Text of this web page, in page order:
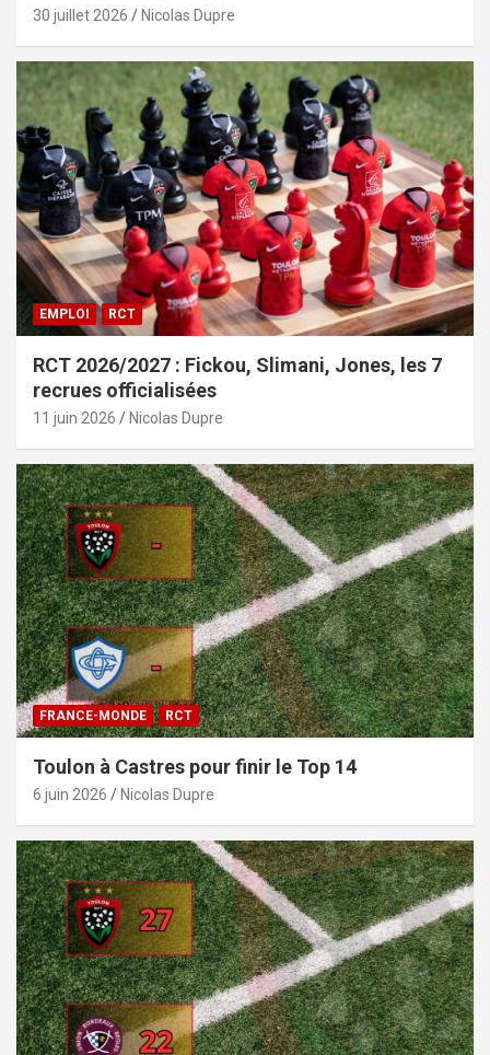
30 juillet 2026 Nicolas Dupre
EMPLOI RCT
RCT 2026/2027 : Fickou, Slimani, Jones, les 7
recrues officialisées
11 juin 2026 Nicolas Dupre
FRANCE-MONDE RCT
Toulon à Castres pour finir le Top 14
6 juin 2026 Nicolas Dupre